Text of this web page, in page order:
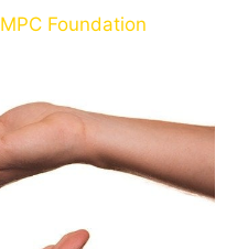
MPC Foundation